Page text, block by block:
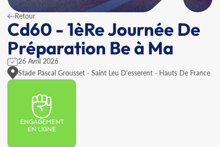
Retour
Cd60 - 1èRe Journée De
Préparation Be à Ma
26 Avril 2026
Stade Pascal Grousset - Saint Leu D'esserent - Hauts De France
ENGAGEMENT
EN LIGNE